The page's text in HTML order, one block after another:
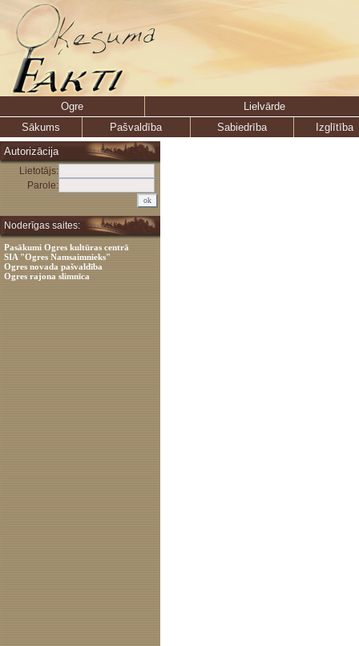
Ogre
Lielvārde
Sākums
Pašvaldība Sabiedrība
Izglītība
Autorizācija
Lietotājs:
Parole:
Noderīgas saites:
Pasākumi Ogres kultūras centrā
SIA "Ogres Namsaimnieks"
Ogres novada pašvaldība
Ogres rajona slimnīca